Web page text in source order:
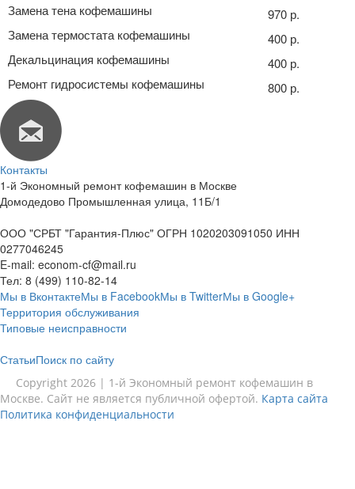
Замена тена кофемашины
970 р.
Замена термостата кофемашины
400 р.
Декальцинация кофемашины
400 р.
Ремонт гидросистемы кофемашины
800 р.
Контакты
1-й Экономный ремонт кофемашин в Москве
Домодедово Промышленная улица, 11Б/1
ООО "СРБТ "Гарантия-Плюс" ОГРН 1020203091050 ИНН
0277046245
E-mail: econom-cf@mail.ru
Тел: 8 (499) 110-82-14
Мы в ВконтактеМы в FacebookМы в TwitterМы в Google+
Территория обслуживания
Типовые неисправности
СтатьиПоиск по сайту
Copyright 2026 | 1-й Экономный ремонт кофемашин в
Москве. Сайт не является публичной офертой. Карта сайта
Политика конфиденциальности